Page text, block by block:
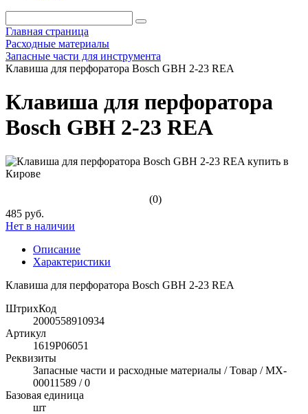
Главная страница
Расходные материалы
Запасные части для инструмента
Клавиша для перфоратора Bosch GBH 2-23 REA
Клавиша для перфоратора
Bosch GBH 2-23 REA
(0)
485 руб.
Нет в наличии
Описание
Характеристики
Клавиша для перфоратора Bosch GBH 2-23 REA
ШтрихКод
2000558910934
Артикул
1619P06051
Реквизиты
Запасные части и расходные материалы / Товар / MX-
00011589 / 0
Базовая единица
шт